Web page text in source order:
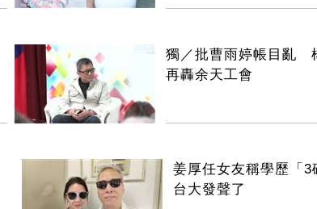
獨／批曹雨婷帳目亂
再轟余天工會
姜厚任女友稱學歷「3
台大發聲了